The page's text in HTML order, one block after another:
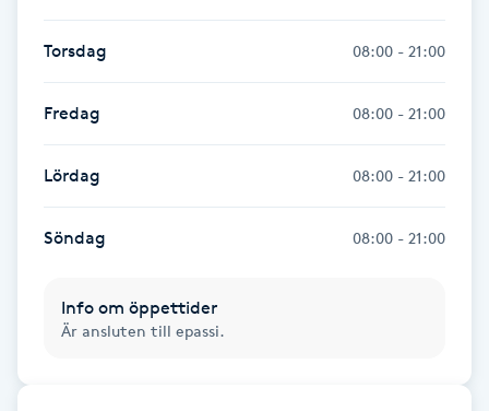
Hatha Yoga
Headspa
Healing
Herrklippning
Torsdag 08:00 - 21:00
Fredag 08:00 - 21:00
Lördag 08:00 - 21:00
Söndag 08:00 - 21:00
Info om öppettider
Är ansluten till epassi.